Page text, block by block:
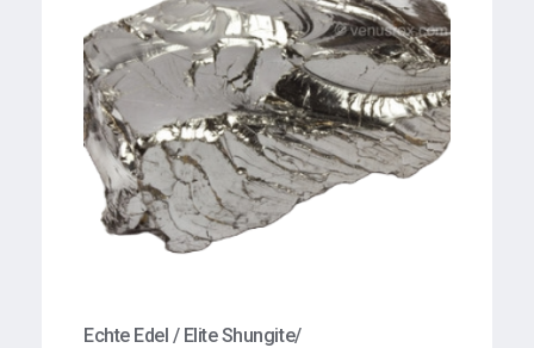
Echte Edel / Elite Shungite/